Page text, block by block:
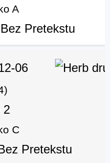
A
Pretekstu
06
2
C
Pretekstu